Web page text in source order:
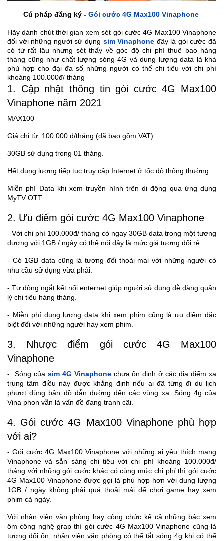
Cú pháp đăng ký - Gói cước 4G Max100 Vinaphone
Hãy dành chút thời gian xem sét gói cước 4G Max100 Vinaphone
đối với những người sử dụng sim Vinaphone đây là gói cước đã
có từ rất lâu nhưng sét thấy về góc độ chi phí thuê bao hàng
tháng cũng như chất lượng sóng 4G và dung lượng data là khá
phù hợp cho đại đa số những người có thể chi tiêu với chi phí
khoảng 100.000đ/ tháng
1. Cập nhật thông tin gói cước 4G Max100
Vinaphone năm 2021
MAX100
Giá chỉ từ: 100.000 đ/tháng (đã bao gồm VAT)
30GB sử dụng trong 01 tháng.
Hết dung lượng tiếp tục truy cập Internet ở tốc độ thông thường.
Miễn phí Data khi xem truyền hình trên di động qua ứng dụng
MyTV OTT.
2. Ưu điểm gói cước 4G Max100 Vinaphone
- Với chi phí 100.000đ/ tháng có ngay 30GB data trong một tương
đương với 1GB / ngày có thể nói đây là mức giá tương đối rẻ.
- Có 1GB data cũng là tương đối thoải mái với những người có
nhu cầu sử dụng vừa phải.
- Tự động ngắt kết nối enternet giúp người sử dụng dễ dàng quản
lý chi tiêu hàng tháng.
- Miễn phí dung lượng data khi xem phim cũng là ưu điểm đặc
biệt đối với những người hay xem phim.
3. Nhược điểm gói cước 4G Max100
Vinaphone
- Sóng của sim 4G Vinaphonechưa ổn định ở các địa điểm xa
trung tâm điều này được khẳng định nếu ai đã từng đi du lịch
phượt dùng bản đồ dẫn đường đến các vùng xa. Sóng 4g của
Vina phon vẫn là vấn đề đang tranh cãi.
4. Gói cước 4G Max100 Vinaphone phù hợp
với ai?
- Gói cước 4G Max100 Vinaphone với những ai yêu thích mạng
Vinaphone và sẵn sàng chi tiêu với chi phí khoảng 100.000đ/
tháng với những gói cước khác có cùng mức chi phí thì gói cước
4G Max100 Vinaphone được gọi là phù hợp hơn với dung lượng
1GB / ngày không phải quá thoải mái để chơi game hay xem
phim cả ngày.
Với nhân viên văn phòng hay công chức kể cả những bác xem
ôm công nghệ grap thì gói cước 4G Max100 Vinaphone cũng là
tương đối ổn, nhân viên văn phòng có thể tắt sóng 4g khi có thể